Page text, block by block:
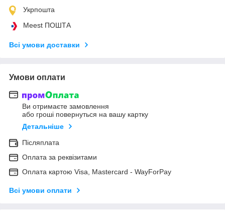
Укрпошта
Meest ПОШТА
Всі умови доставки
Умови оплати
Ви отримаєте замовлення
або гроші повернуться на вашу картку
Детальніше
Післяплата
Оплата за реквізитами
Оплата картою Visa, Mastercard - WayForPay
Всі умови оплати